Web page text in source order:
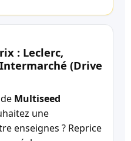
: Leclerc,
(Drive
Multiseed
une
enseignes ? Reprice